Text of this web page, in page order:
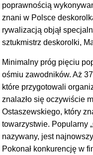
poprawnością
znani w Polsce
rywalizacją objął
sztukmistrz deskorolki,
Minimalny próg pięciu
ośmiu zawodników. Aż
które przygotowali
znalazło się oczywiście
Ostaszewskiego, który
towarzystwie. Popularny
nazywany, jest
Pokonał konkurencję w